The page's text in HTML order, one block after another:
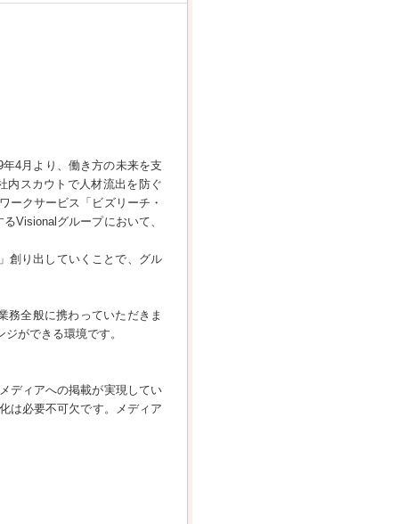
4月より、働き方の未来を支
内スカウトで人材流出を防ぐ
ークサービス「ビズリーチ・
Visionalグループにおいて、
創り出していくことで、グル
務全般に携わっていただきま
ができる環境です。
ディアへの掲載が実現してい
は必要不可欠です。メディア